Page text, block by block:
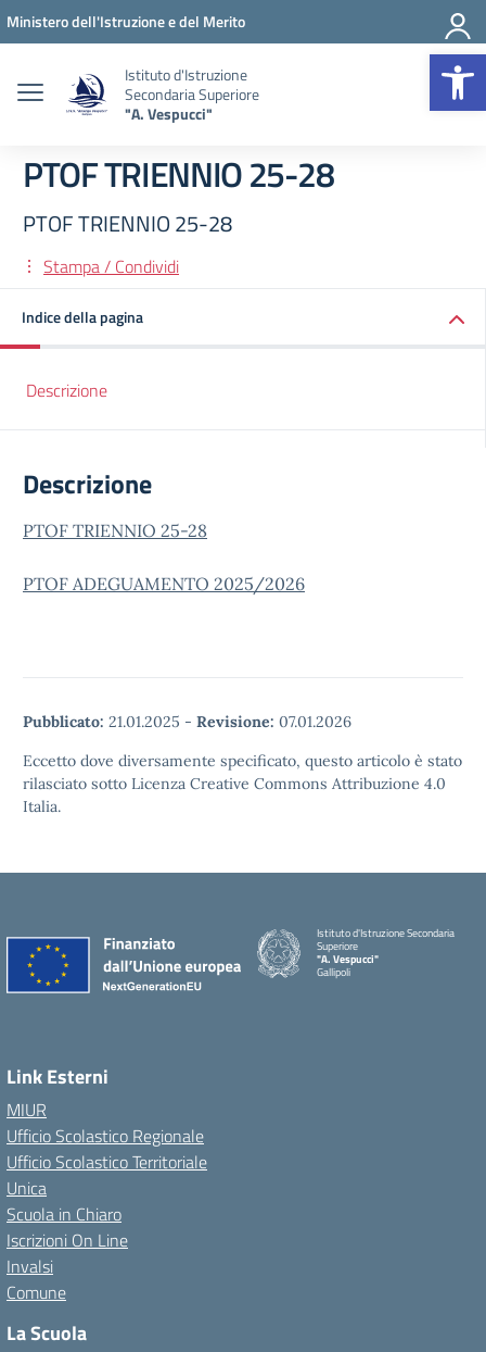
Vai ai contenuti
Vai al menu di navigazione
Vai al footer
Ministero dell'Istruzione e del Merito
Istituto d'Istruzione
Secondaria Superiore
"A. Vespucci"
PTOF TRIENNIO 25-28
PTOF TRIENNIO 25-28
Stampa / Condividi
Indice della pagina
Descrizione
Descrizione
PTOF TRIENNIO 25-28
PTOF ADEGUAMENTO 2025/2026
Pubblicato: 21.01.2025 - Revisione: 07.01.2026
Eccetto dove diversamente specificato, questo articolo è stato
rilasciato sotto Licenza Creative Commons Attribuzione 4.0
Italia.
Istituto d'Istruzione Secondaria
Superiore
"A. Vespucci"
Gallipoli
Link Esterni
MIUR
Ufficio Scolastico Regionale
Ufficio Scolastico Territoriale
Unica
Scuola in Chiaro
Iscrizioni On Line
Invalsi
Comune
La Scuola